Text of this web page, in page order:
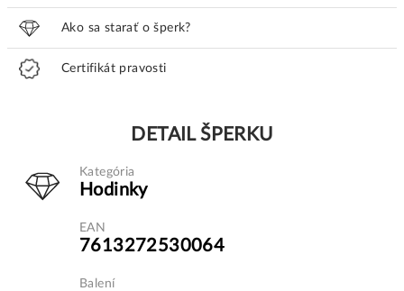
Ako sa starať o šperk?
Certifikát pravosti
DETAIL ŠPERKU
Kategória
Hodinky
EAN
7613272530064
Balení